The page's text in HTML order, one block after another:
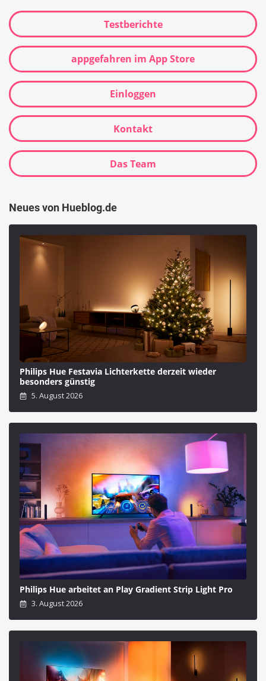
Testberichte
appgefahren im App Store
Einloggen
Kontakt
Das Team
Neues von Hueblog.de
Philips Hue Festavia Lichterkette derzeit wieder
besonders günstig
5. August 2026
Philips Hue arbeitet an Play Gradient Strip Light Pro
3. August 2026